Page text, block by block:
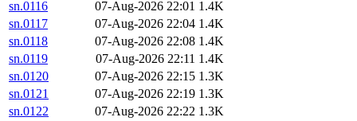
sn.0116 07-Aug-2026 22:01 1.4K
sn.0117
07-Aug-2026 22:04 1.4K
sn.0118
07-Aug-2026 22:08 1.4K
sn.0119
07-Aug-2026 22:11 1.4K
sn.0120
07-Aug-2026 22:15 1.3K
sn.0121
07-Aug-2026 22:19 1.3K
sn.0122
07-Aug-2026 22:22 1.3K